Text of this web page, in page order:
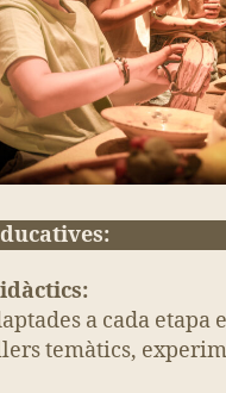
a cada etapa
temàtics,